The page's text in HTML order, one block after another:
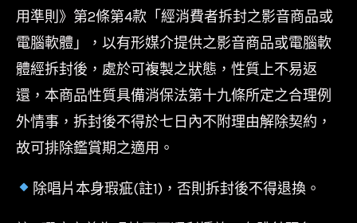
量
用準則》第2條第4款「經消費者拆封之影音商品或
電腦軟體」，以有形媒介提供之影音商品或電腦軟
體經拆封後，處於可複製之狀態，性質上不易返
還，本商品性質具備消保法第十九條所定之合理例
外情事，拆封後不得於七日內不附理由解除契約，
故可排除鑑賞期之適用。
除唱片本身瑕疵(註1)，否則拆封後不得退換。